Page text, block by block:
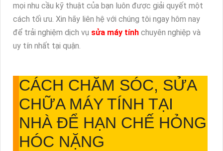
mọi nhu cầu kỹ thuật của bạn luôn được giải quyết một
cách tối ưu. Xin hãy liên hệ với chúng tôi ngay hôm nay
để trải nghiệm dịch vụ sửa máy tính chuyên nghiệp và
uy tín nhất tại quận.
CÁCH CHĂM SÓC, SỬA
CHỮA MÁY TÍNH TẠI
NHÀ ĐỂ HẠN CHẾ HỎNG
HÓC NẶNG